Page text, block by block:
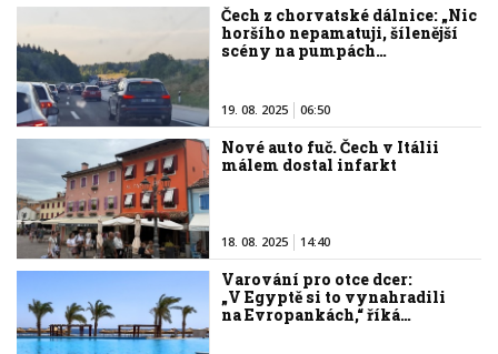
Čech z chorvatské dálnice: „Nic
horšího nepamatuji, šílenější
scény na pumpách…
19. 08. 2025 06:50
Nové auto fuč. Čech v Itálii
málem dostal infarkt
18. 08. 2025 14:40
Varování pro otce dcer:
„V Egyptě si to vynahradili
na Evropankách,“ říká…